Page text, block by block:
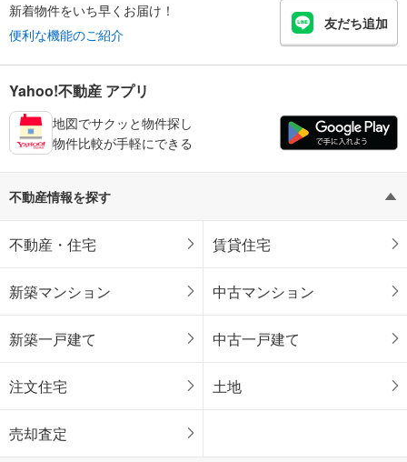
新着物件をいち早くお届け！
便利な機能のご紹介
友だち追加
Yahoo!不動産 アプリ
地図でサクッと物件探し
物件比較が手軽にできる
不動産情報を探す
不動産・住宅 賃貸住宅
新築マンション 中古マンション
新築一戸建て 中古一戸建て
注文住宅 土地
売却査定